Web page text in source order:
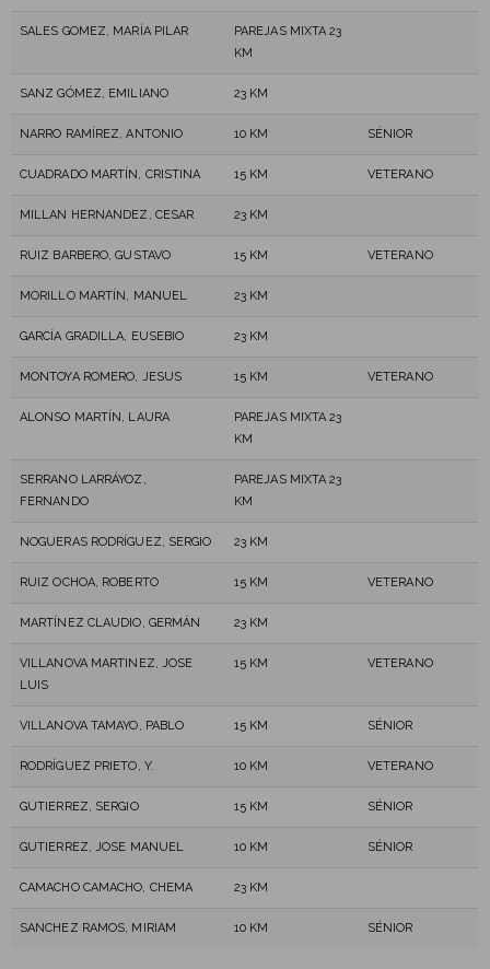
SALES GOMEZ, MARÍA PILAR
PAREJAS MIXTA 23
KM
SANZ GÓMEZ, EMILIANO 23 KM
NARRO RAMÍREZ, ANTONIO 10 KM SÉNIOR
CUADRADO MARTÍN, CRISTINA 15 KM VETERANO
MILLAN HERNANDEZ, CESAR 23 KM
RUIZ BARBERO, GUSTAVO 15 KM VETERANO
MORILLO MARTÍN, MANUEL 23 KM
GARCÍA GRADILLA, EUSEBIO 23 KM
MONTOYA ROMERO, JESUS 15 KM VETERANO
ALONSO MARTÍN, LAURA
PAREJAS MIXTA 23
KM
SERRANO LARRÁYOZ,
FERNANDO
PAREJAS MIXTA 23
KM
NOGUERAS RODRÍGUEZ, SERGIO 23 KM
RUIZ OCHOA, ROBERTO 15 KM VETERANO
MARTÍNEZ CLAUDIO, GERMÁN 23 KM
VILLANOVA MARTINEZ, JOSE
LUIS
15 KM VETERANO
VILLANOVA TAMAYO, PABLO 15 KM SÉNIOR
RODRÍGUEZ PRIETO, Y. 10 KM VETERANO
GUTIERREZ, SERGIO 15 KM SÉNIOR
GUTIERREZ, JOSE MANUEL 10 KM SÉNIOR
CAMACHO CAMACHO, CHEMA 23 KM
SANCHEZ RAMOS, MIRIAM 10 KM SÉNIOR